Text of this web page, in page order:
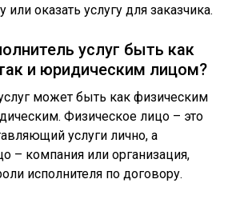
или оказать услугу для заказчика.
услуг быть как
и юридическим лицом?
может быть как физическим
Физическое лицо – это
услуги лично, а
– компания или организация,
исполнителя по договору.